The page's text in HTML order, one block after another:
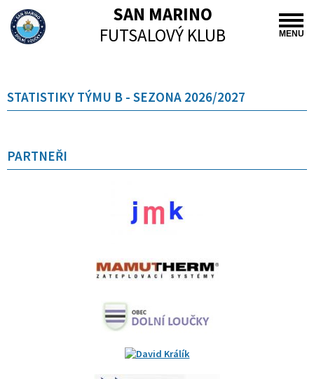
MENU
SAN MARINO
FUTSALOVÝ KLUB
STATISTIKY TÝMU B - SEZONA 2026/2027
PARTNEŘI